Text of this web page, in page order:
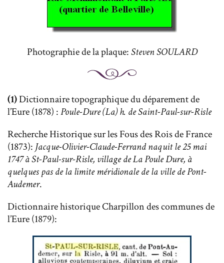
Photographie de la plaque:Steven SOULARD
(1)Dictionnaire topographique du déparement de
l’Eure (1878) :Poule-Dure (La) h. de Saint-Paul-sur-Risle
Recherche Historique sur les Fous des Rois de France
(1873): Jacque-Olivier-Claude-Ferrand naquit le 25 mai
1747 à St-Paul-sur-Risle, village de La Poule Dure, à
quelques pas de la limite méridionale de la ville de Pont-
Audemer.
Dictionnaire historique Charpillon des communes de
l’Eure (1879):